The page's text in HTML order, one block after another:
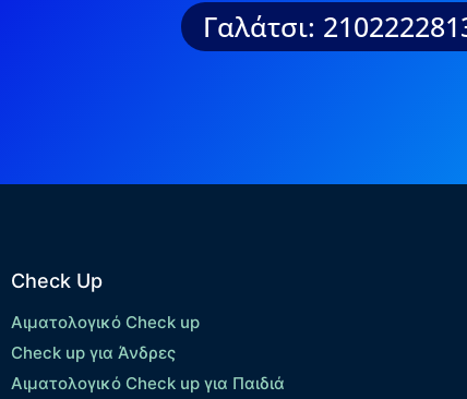
Γαλάτσι:
Check Up
Αιματολογικό Check up
Check up για Άνδρες
Αιματολογικό Check up για Παιδιά